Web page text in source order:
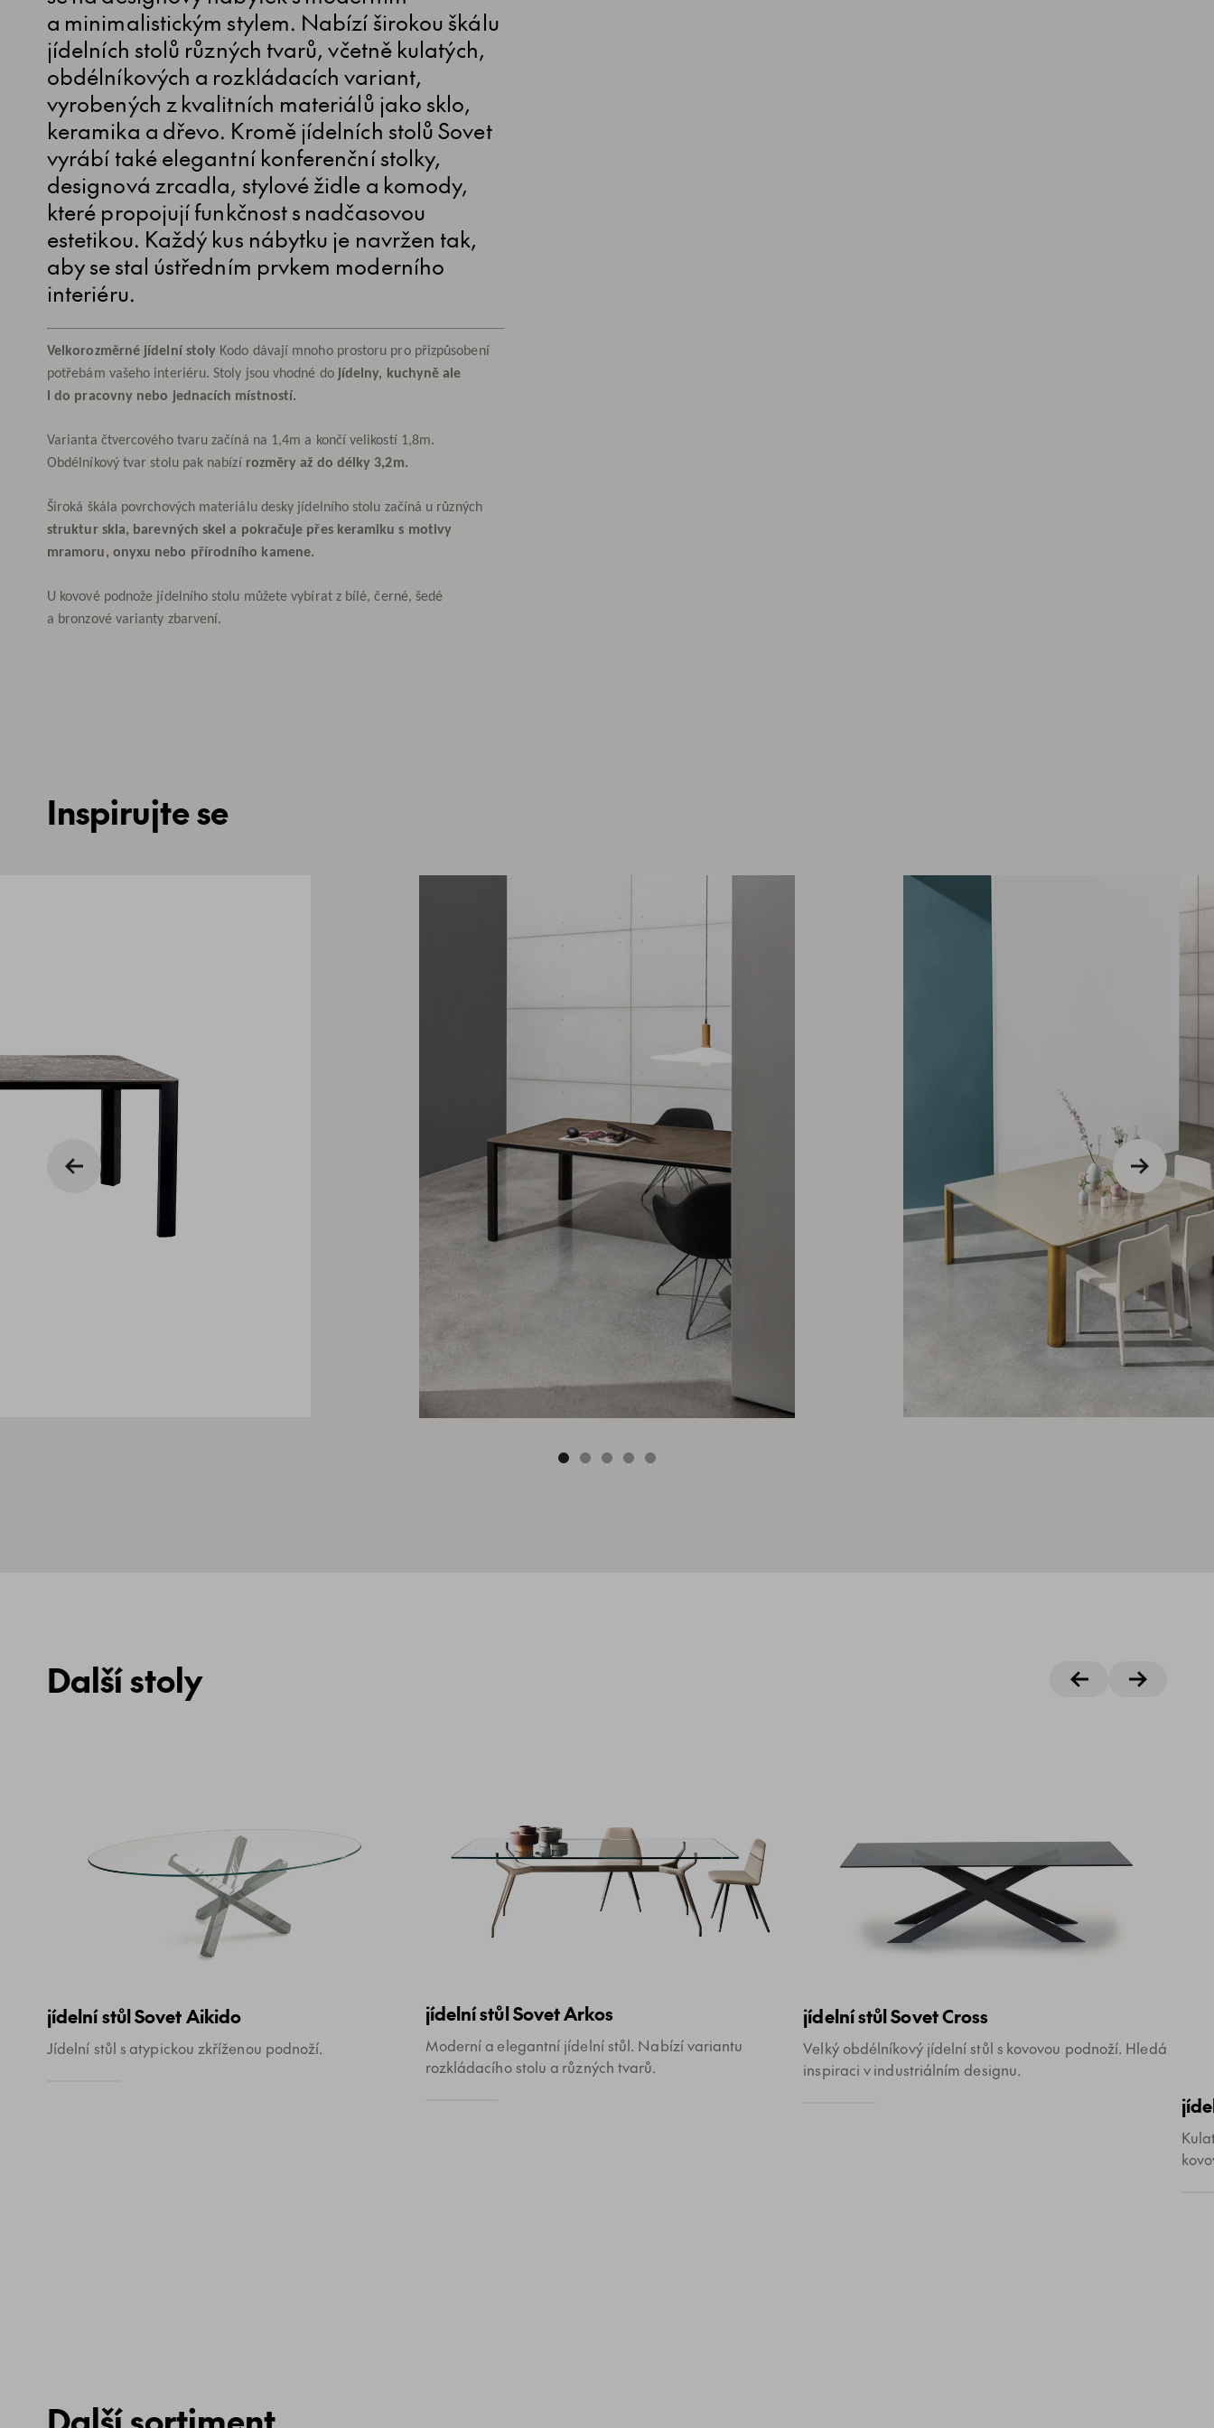
a minimalistickým stylem. Nabízí širokou škálu
jídelních stolů různých tvarů, včetně kulatých,
obdélníkových a rozkládacích variant,
vyrobených z kvalitních materiálů jako sklo,
keramika a dřevo. Kromě jídelních stolů Sovet
vyrábí také elegantní konferenční stolky,
designová zrcadla, stylové židle a komody,
které propojují funkčnost s nadčasovou
estetikou. Každý kus nábytku je navržen tak,
aby se stal ústředním prvkem moderního
interiéru.
Velkorozměrné jídelní stoly Kodo dávají mnoho prostoru pro přizpůsobení
potřebám vašeho interiéru. Stoly jsou vhodné dojídelny, kuchyně ale
i do pracovny nebo jednacích místností.
Varianta čtvercového tvaru začíná na 1,4m a končí velikostí 1,8m.
Obdélníkový tvar stolu pak nabízí rozměry až do délky 3,2m.
Široká škála povrchových materiálu desky jídelního stolu začíná u různých
struktur skla, barevných skel a pokračuje přes keramiku s motivy
mramoru, onyxu nebo přírodního kamene.
U kovové podnože jídelního stolu můžete vybírat z bílé, černé, šedé
a bronzové varianty zbarvení.
Inspirujte se
Další stoly
jídelní stůl Sovet Aikido
Jídelní stůl s atypickou zkříženou podnoží.
jídelní stůl Sovet Arkos
Moderní a elegantní jídelní stůl. Nabízí variantu
rozkládacího stolu a různých tvarů.
jídelní stůl Sovet Cross
Velký obdélníkový jídelní stůl s kovovou podnoží. Hledá
inspiraci v industriálním designu.